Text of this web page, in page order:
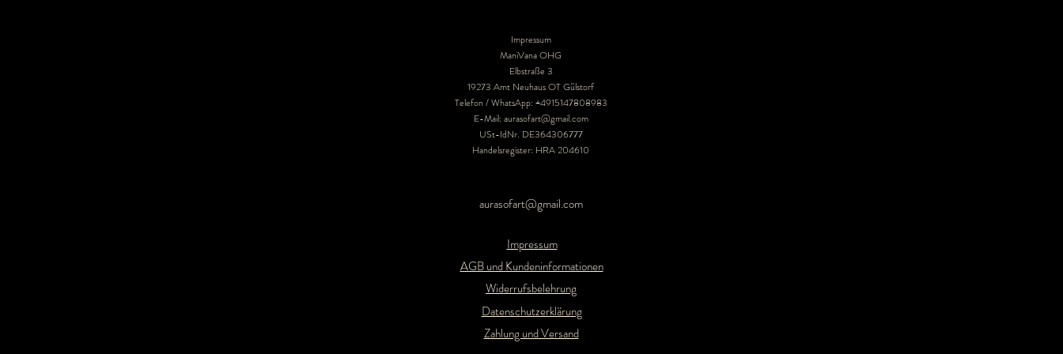
Impressum
ManiVana OHG
Elbstraße 3
19273 Amt Neuhaus OT Gülstorf
Telefon / WhatsApp: +4915147808983
E-Mail: aurasofart@gmail.com
USt-IdNr. DE364306777
Handelsregister: HRA 204610
aurasofart@gmail.com
Impressum
AGB und Kundeninformationen
Widerrufsbelehrung
Datenschutzerklärung
Zahlung und Versand